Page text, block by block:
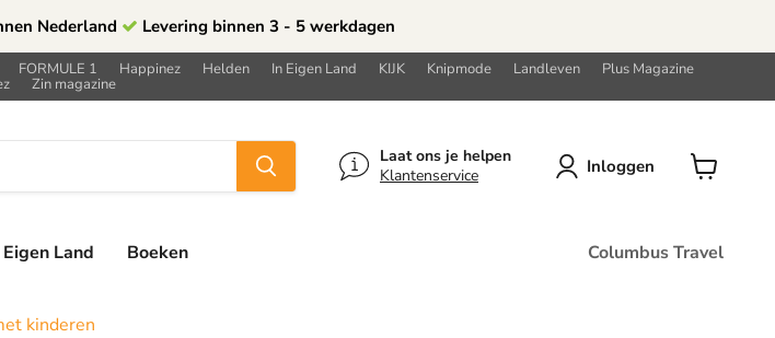
Nederland Levering binnen 3 - 5 werkdagen
FORMULE 1 Happinez Helden In Eigen Land KIJK Knipmode Landleven Plus Magazine
Zin magazine
Laat ons je helpen
Klantenservice
Inloggen
Land Boeken Columbus Travel
kinderen